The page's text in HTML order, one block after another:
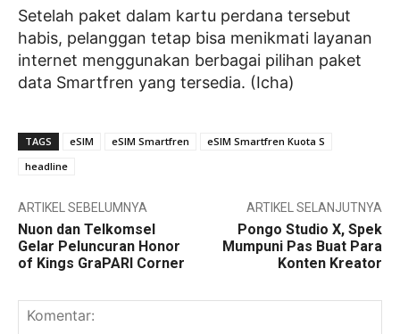
Setelah paket dalam kartu perdana tersebut
habis, pelanggan tetap bisa menikmati layanan
internet menggunakan berbagai pilihan paket
data Smartfren yang tersedia. (Icha)
TAGS eSIM eSIM Smartfren
eSIM Smartfren Kuota S
headline
ARTIKEL SEBELUMNYA
Nuon dan Telkomsel
Gelar Peluncuran Honor
of Kings GraPARI Corner
ARTIKEL SELANJUTNYA
Pongo Studio X, Spek
Mumpuni Pas Buat Para
Konten Kreator